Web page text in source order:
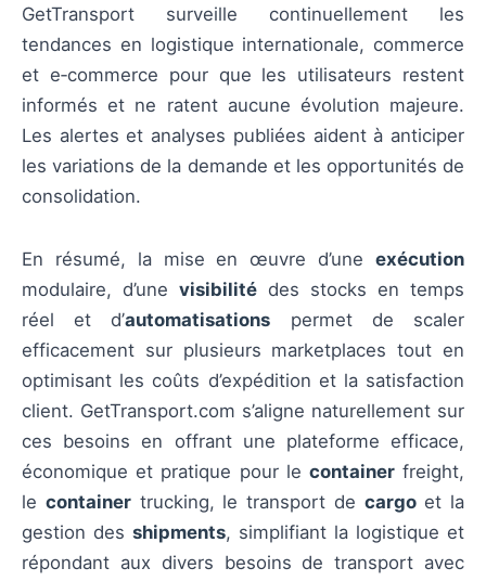
GetTransport surveille continuellement les
tendances en logistique internationale, commerce
et e‑commerce pour que les utilisateurs restent
informés et ne ratent aucune évolution majeure.
Les alertes et analyses publiées aident à anticiper
les variations de la demande et les opportunités de
consolidation.
En résumé, la mise en œuvre d’une exécution
modulaire, d’une visibilité des stocks en temps
réel et d’automatisations permet de scaler
efficacement sur plusieurs marketplaces tout en
optimisant les coûts d’expédition et la satisfaction
client. GetTransport.com s’aligne naturellement sur
ces besoins en offrant une plateforme efficace,
économique et pratique pour le containerfreight,
le containertrucking, le transport de cargoet la
gestion des shipments, simplifiant la logistique et
répondant aux divers besoins de transport avec